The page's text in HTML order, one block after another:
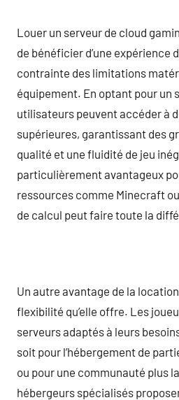
Louer un serveur de cloud
de bénéficier d’une expérience
contrainte des limitations
équipement. En optant pour un
utilisateurs peuvent accéder à
supérieures, garantissant des
qualité et une fluidité de jeu
particulièrement avantageux
ressources comme Minecraft
de calcul peut faire toute la
Un autre avantage de la
flexibilité qu’elle offre. Les
serveurs adaptés à leurs
soit pour l’hébergement de
ou pour une communauté plus
hébergeurs spécialisés